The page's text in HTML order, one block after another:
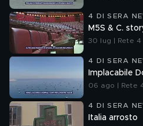
4 DI SERA
M5S & C.
30 lug | Rete 4
4 DI SERA
Implacabile
06 ago | Rete
4 DI SERA
Italia arrosto